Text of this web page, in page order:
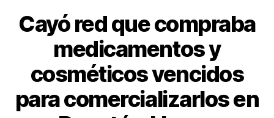
k
Cayó red que compraba
medicamentos y
cosméticos vencidos
para comercializarlos en